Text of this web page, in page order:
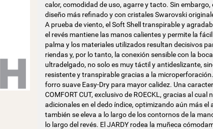
calor, comodidad de uso, agarre y tacto. Sin embargo,
diseño más refinado y con cristales Swarovski
A prueba de viento, el Soft Shell transpirable y
el revés mantiene las manos calientes y permite la
palma y los materiales utilizados resultan decisivos
riendas y, por lo tanto, la conexión sensible con la
ultradelgado, no solo es muy táctil y antideslizante,
resistente y transpirable gracias a la
forro suave Easy-Dry para mayor calidez. Una
COMFORT CUT, exclusivo de ROECKL, gracias al
adicionales en el dedo índice, optimizando aún más el
también se eleva a lo largo de los contornos de la
lo largo del revés. El JARDY rodea la muñeca